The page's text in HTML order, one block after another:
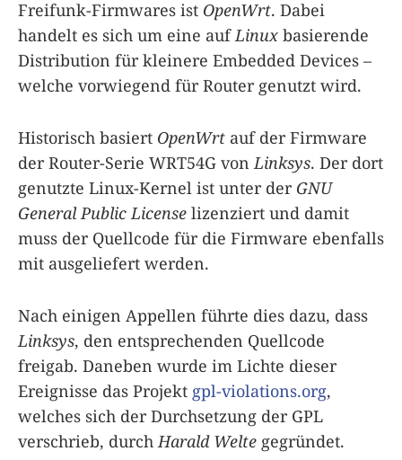
Freifunk-Firmwares ist OpenWrt. Dabei
handelt es sich um eine aufLinux basierende
Distribution für kleinere Embedded Devices –
welche vorwiegend für Router genutzt wird.
Historisch basiert OpenWrt auf der Firmware
der Router-Serie WRT54G vonLinksys. Der dort
genutzte Linux-Kernel ist unter der GNU
General Public License lizenziert und damit
muss der Quellcode für die Firmware ebenfalls
mit ausgeliefert werden.
Nach einigen Appellen führte dies dazu, dass
Linksys, den entsprechenden Quellcode
freigab. Daneben wurde im Lichte dieser
Ereignisse das Projekt gpl-violations.org,
welches sich der Durchsetzung der GPL
verschrieb, durchHarald Welte gegründet.